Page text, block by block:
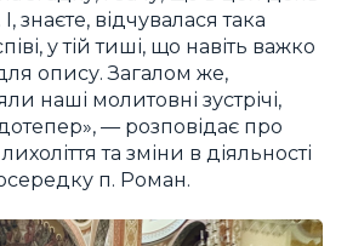
знаєте, відчувалася така
у тій тиші, що навіть важко
опису. Загалом же,
наші молитовні зустрічі,
— розповідає про
та зміни в діяльності
п. Роман.